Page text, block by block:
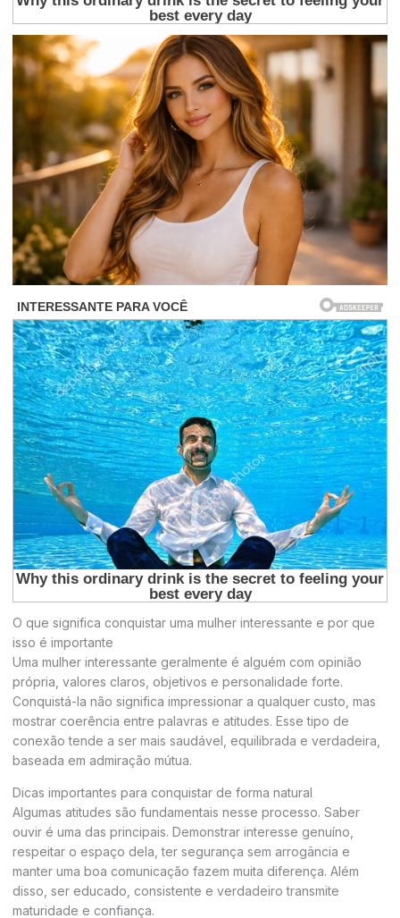
O que significa conquistar uma mulher interessante e por que
isso é importante
Uma mulher interessante geralmente é alguém com opinião
própria, valores claros, objetivos e personalidade forte.
Conquistá-la não significa impressionar a qualquer custo, mas
mostrar coerência entre palavras e atitudes. Esse tipo de
conexão tende a ser mais saudável, equilibrada e verdadeira,
baseada em admiração mútua.
Dicas importantes para conquistar de forma natural
Algumas atitudes são fundamentais nesse processo. Saber
ouvir é uma das principais. Demonstrar interesse genuíno,
respeitar o espaço dela, ter segurança sem arrogância e
manter uma boa comunicação fazem muita diferença. Além
disso, ser educado, consistente e verdadeiro transmite
maturidade e confiança.